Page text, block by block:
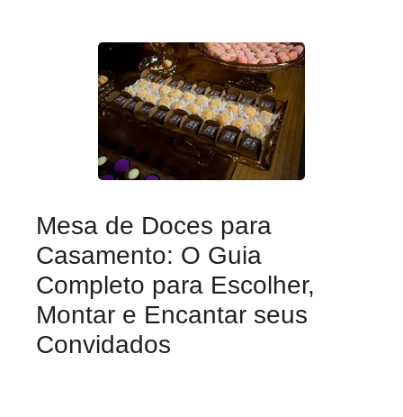
Mesa de Doces para
Casamento: O Guia
Completo para Escolher,
Montar e Encantar seus
Convidados